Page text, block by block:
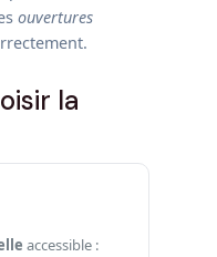
ouvertures
la
accessible :